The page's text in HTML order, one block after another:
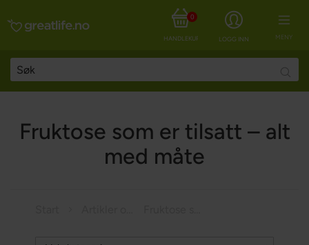
MENY
LOGG INN
HANDLEKURV
0
Fruktose som er tilsatt – alt
med måte